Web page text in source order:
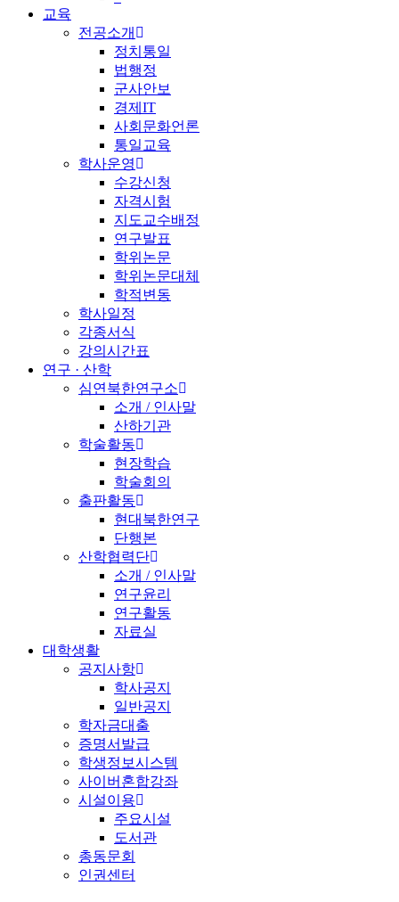
교육
전공소개
정치통일
법행정
군사안보
경제IT
사회문화언론
통일교육
학사운영
수강신청
자격시험
지도교수배정
연구발표
학위논문
학위논문대체
학적변동
학사일정
각종서식
강의시간표
연구 · 산학
심연북한연구소
소개 / 인사말
산하기관
학술활동
현장학습
학술회의
출판활동
현대북한연구
단행본
산학협력단
소개 / 인사말
연구윤리
연구활동
자료실
대학생활
공지사항
학사공지
일반공지
학자금대출
증명서발급
학생정보시스템
사이버혼합강좌
시설이용
주요시설
도서관
총동문회
인권센터